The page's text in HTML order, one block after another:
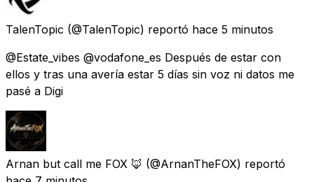
TalenTopic (@TalenTopic) reportó hace 5 minutos
@Estate_vibes @vodafone_es Después de estar con
ellos y tras una avería estar 5 días sin voz ni datos me
pasé a Digi
Arnan but call me FOX 🦊 (@ArnanTheFOX) reportó